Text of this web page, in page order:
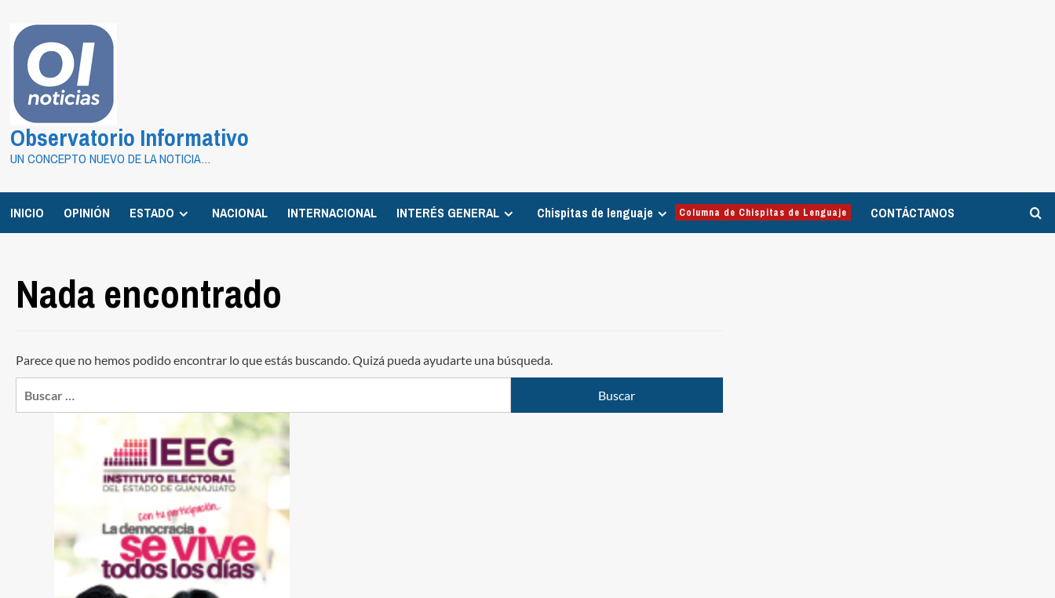
contenido
Observatorio Informativo
UN CONCEPTO NUEVO DE LA NOTICIA…
INICIO OPINIÓN ESTADO NACIONAL INTERNACIONAL INTERÉS GENERAL Chispitas de lenguaje Columna de Chispitas de Lenguaje CONTÁCTANOS
Nada encontrado
Parece que no hemos podido encontrar lo que estás buscando. Quizá pueda ayudarte una búsqueda.